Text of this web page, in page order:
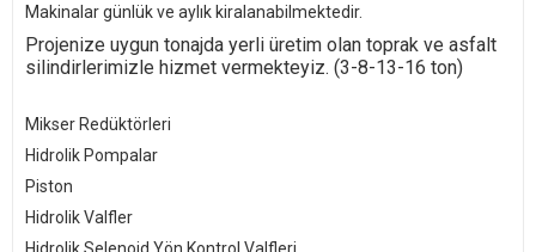
Makinalar günlük ve aylık kiralanabilmektedir.
Projenize uygun tonajda yerli üretim olan toprak ve asfalt
silindirlerimizle hizmet vermekteyiz. (3-8-13-16 ton)
Mikser Redüktörleri
Hidrolik Pompalar
Piston
Hidrolik Valfler